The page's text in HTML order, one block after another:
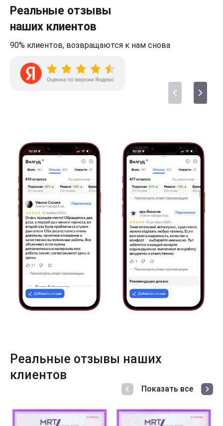
Реальные отзывы
наших клиентов
90% клиентов, возвращаются к нам снова
Реальные отзывы наших
клиентов
Показать все